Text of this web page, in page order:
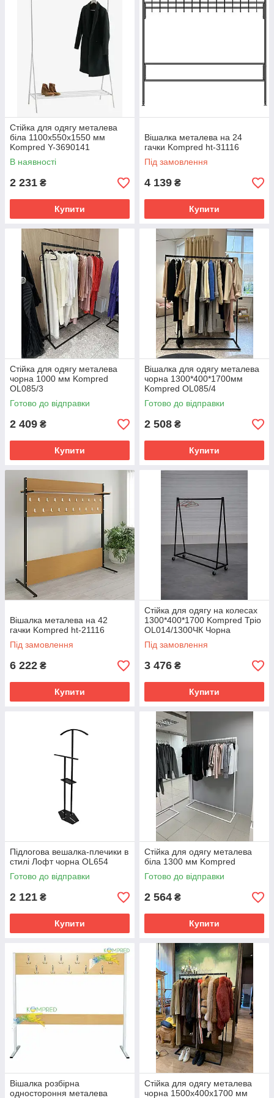
стильні рішення для вашого простору вже сьогодні!
Стійка для одягу металева
біла 1100х550х1550 мм
Kompred Y-3690141
В наявності
2 231 ₴
Купити
Вішалка металева на 24
гачки Kompred ht-31116
Під замовлення
4 139 ₴
Купити
Стійка для одягу металева
чорна 1000 мм Kompred
OL085/3
Готово до відправки
2 409 ₴
Купити
Вішалка для одягу металева
чорна 1300*400*1700мм
Kompred OL085/4
Готово до відправки
2 508 ₴
Купити
Вішалка металева на 42
гачки Kompred ht-21116
Під замовлення
6 222 ₴
Купити
Стійка для одягу на колесах
1300*400*1700 Kompred Тріо
OL014/1300ЧК Чорна
Під замовлення
3 476 ₴
Купити
Підлогова вешалка-плечики в
стилі Лофт чорна OL654
Готово до відправки
2 121 ₴
Купити
Стійка для одягу металева
біла 1300 мм Kompred
Готово до відправки
2 564 ₴
Купити
Вішалка розбірна
одностороння металева
Стійка для одягу металева
чорна 1500х400х1700 мм